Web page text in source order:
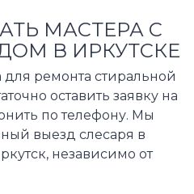
МАСТЕРА С
В ИРКУТСКЕ
для ремонта стиральной
оставить заявку на
по телефону. Мы
выезд слесаря в
независимо от